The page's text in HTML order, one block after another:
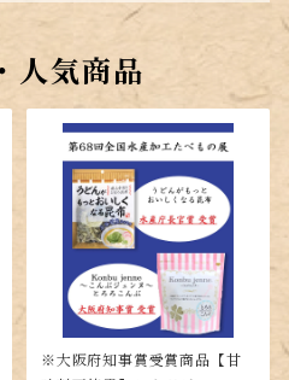
人気商品
※大阪府知事賞受賞商品【甘